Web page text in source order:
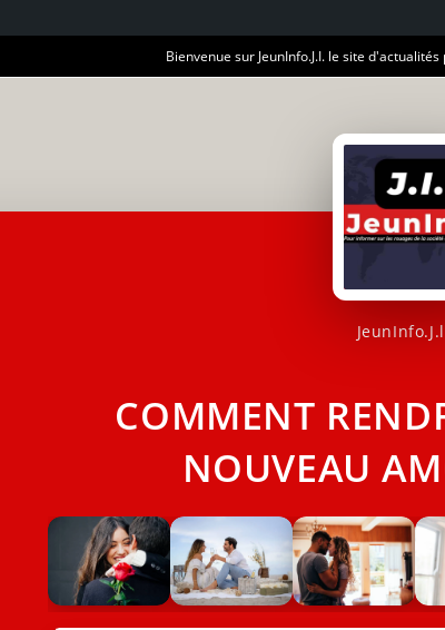
Bienvenue sur JeunInfo.J.I. le site
COMMENT
NOUVEAU